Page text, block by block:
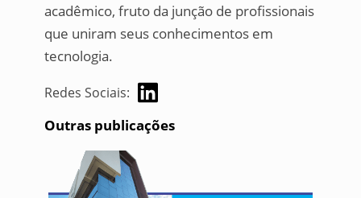
acadêmico, fruto da junção de profissionais
que uniram seus conhecimentos em
tecnologia.
Redes Sociais:
Outras publicações